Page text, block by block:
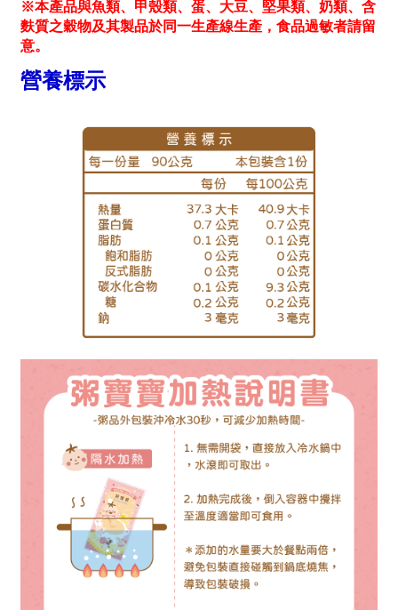
※本產品與魚類、甲殼類、蛋、大豆、堅果類、奶類、含
麩質之穀物及其製品於同一生產線生產，食品過敏者請留
意。
營養標示